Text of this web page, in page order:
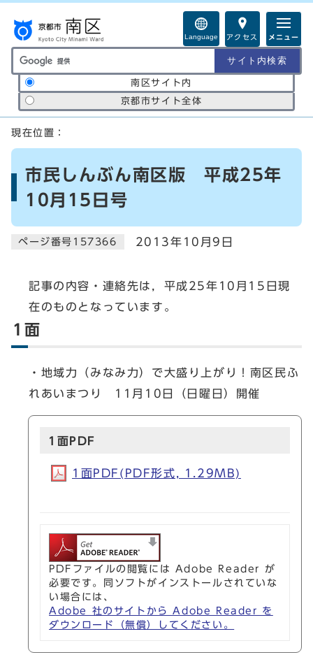
Language アクセス メニュー
サイト内検索の範囲
南区サイト内
京都市サイト全体
ここから本文です
現在位置：
市民しんぶん南区版 平成25年
10月15日号
ページ番号157366 2013年10月9日
記事の内容・連絡先は，平成25年10月15日現
在のものとなっています。
1面
・地域力（みなみ力）で大盛り上がり！南区民ふ
れあいまつり 11月10日（日曜日）開催
1面PDF
1面PDF(PDF形式, 1.29MB)
PDFファイルの閲覧には Adobe Reader が
必要です。同ソフトがインストールされていな
い場合には、
Adobe 社のサイトから Adobe Reader を
ダウンロード（無償）してください。